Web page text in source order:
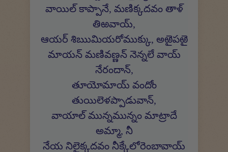
వాయిల్ కాప్పానే, మణిక్కదవం తాళ్
తిఱవాయ్,
ఆయర్ శిఋమియరోముక్కు, అఱైపఱై
మాయన్ మణివణ్ణన్ నెన్నలే వాయ్
నేరందాన్,
తూయోమాయ్ వందోం
తుయిలెళప్పాడువాన్,
వాయాల్ మున్నమున్నం మాట్రాదే
అమ్మా, నీ
నేయ నిలైక్కదవం నీక్కేలోరెంబావాయ్